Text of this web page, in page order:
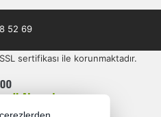
52 69
sertifikası ile korunmaktadır.